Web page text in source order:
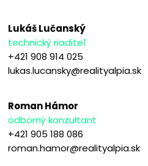
Lukáš Lučanský
technický riaditeľ
+421 908 914 025
lukas.lucansky@realityalpia.sk
Roman Hámor
odborný konzultant
+421 905 188 086
roman.hamor@realityalpia.sk